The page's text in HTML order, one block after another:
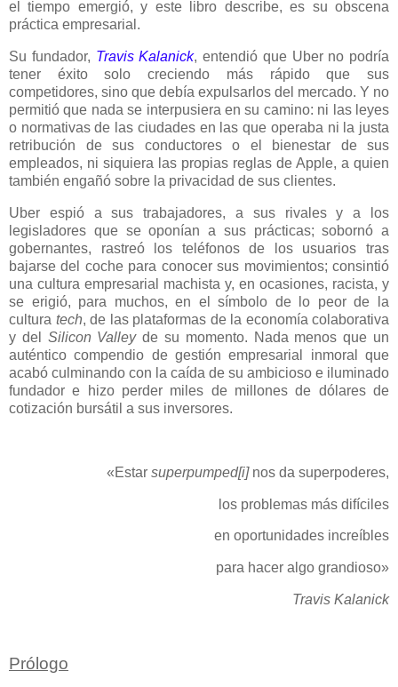
el tiempo emergió, y este libro describe, es su obscena
práctica empresarial.
Su fundador, Travis Kalanick, entendió que Uber no podría
tener éxito solo creciendo más rápido que sus
competidores, sino que debía expulsarlos del mercado. Y no
permitió que nada se interpusiera en su camino: ni las leyes
o normativas de las ciudades en las que operaba ni la justa
retribución de sus conductores o el bienestar de sus
empleados, ni siquiera las propias reglas de Apple, a quien
también engañó sobre la privacidad de sus clientes.
Uber espió a sus trabajadores, a sus rivales y a los
legisladores que se oponían a sus prácticas; sobornó a
gobernantes, rastreó los teléfonos de los usuarios tras
bajarse del coche para conocer sus movimientos; consintió
una cultura empresarial machista y, en ocasiones, racista, y
se erigió, para muchos, en el símbolo de lo peor de la
cultura tech, de las plataformas de la economía colaborativa
y del Silicon Valleyde su momento. Nada menos que un
auténtico compendio de gestión empresarial inmoral que
acabó culminando con la caída de su ambicioso e iluminado
fundador e hizo perder miles de millones de dólares de
cotización bursátil a sus inversores.
«Estar superpumped[i]nos da superpoderes,
los problemas más difíciles
en oportunidades increíbles
para hacer algo grandioso»
Travis Kalanick
Prólogo